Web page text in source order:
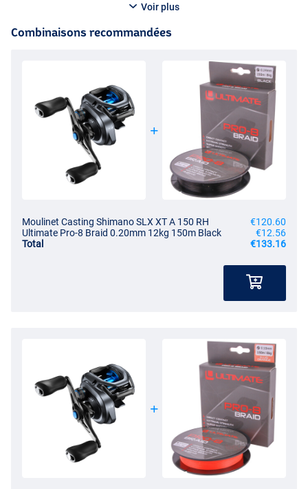
Voir plus
Combinaisons recommandées
Moulinet Casting Shimano SLX XT A 150 RH
€120.60
Ultimate Pro-8 Braid 0.20mm 12kg 150m Black
€12.56
Total
€133.16